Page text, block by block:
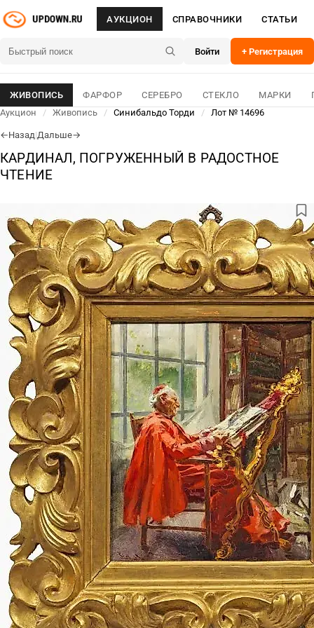
АУКЦИОН СПРАВОЧНИКИ СТАТЬИ
Войти + Регистрация
ЖИВОПИСЬ ФАРФОР СЕРЕБРО СТЕКЛО МАРКИ
Аукцион
/ Живопись / Синибальдо Торди / Лот № 14696
←Назад|Дальше→
КАРДИНАЛ, ПОГРУЖЕННЫЙ В РАДОСТНОЕ
ЧТЕНИЕ
ОСНОВНОЕ ДЛЯ СВЯЗИ
228 900₽
АВТОРИЗОВАТЬСЯ
для совершения покупки необходимо авторизоваться
ХАРАКТЕРИСТИКИ
Раздел→ Живопись
Автор
→ Синибальдо Торди
ВидЖанровая живопись
ОПИСАНИЕ
(1876 Рим - 1955 Флоренция) Кардинал, погруженный
в радостное чтение, изображен в ярких цветах, это
характерная жанровая сцена итальянского
художника, который был учеником Сальвадора
Санчеса Барбудо в Риме и специализировался на